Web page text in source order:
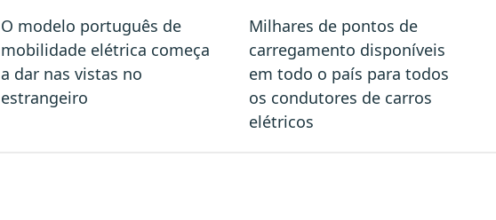
O modelo português de
mobilidade elétrica começa
a dar nas vistas no
estrangeiro
Milhares de pontos de
carregamento disponíveis
em todo o país para todos
os condutores de carros
elétricos